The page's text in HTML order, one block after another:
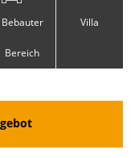
Bebauter
Bereich
Villa